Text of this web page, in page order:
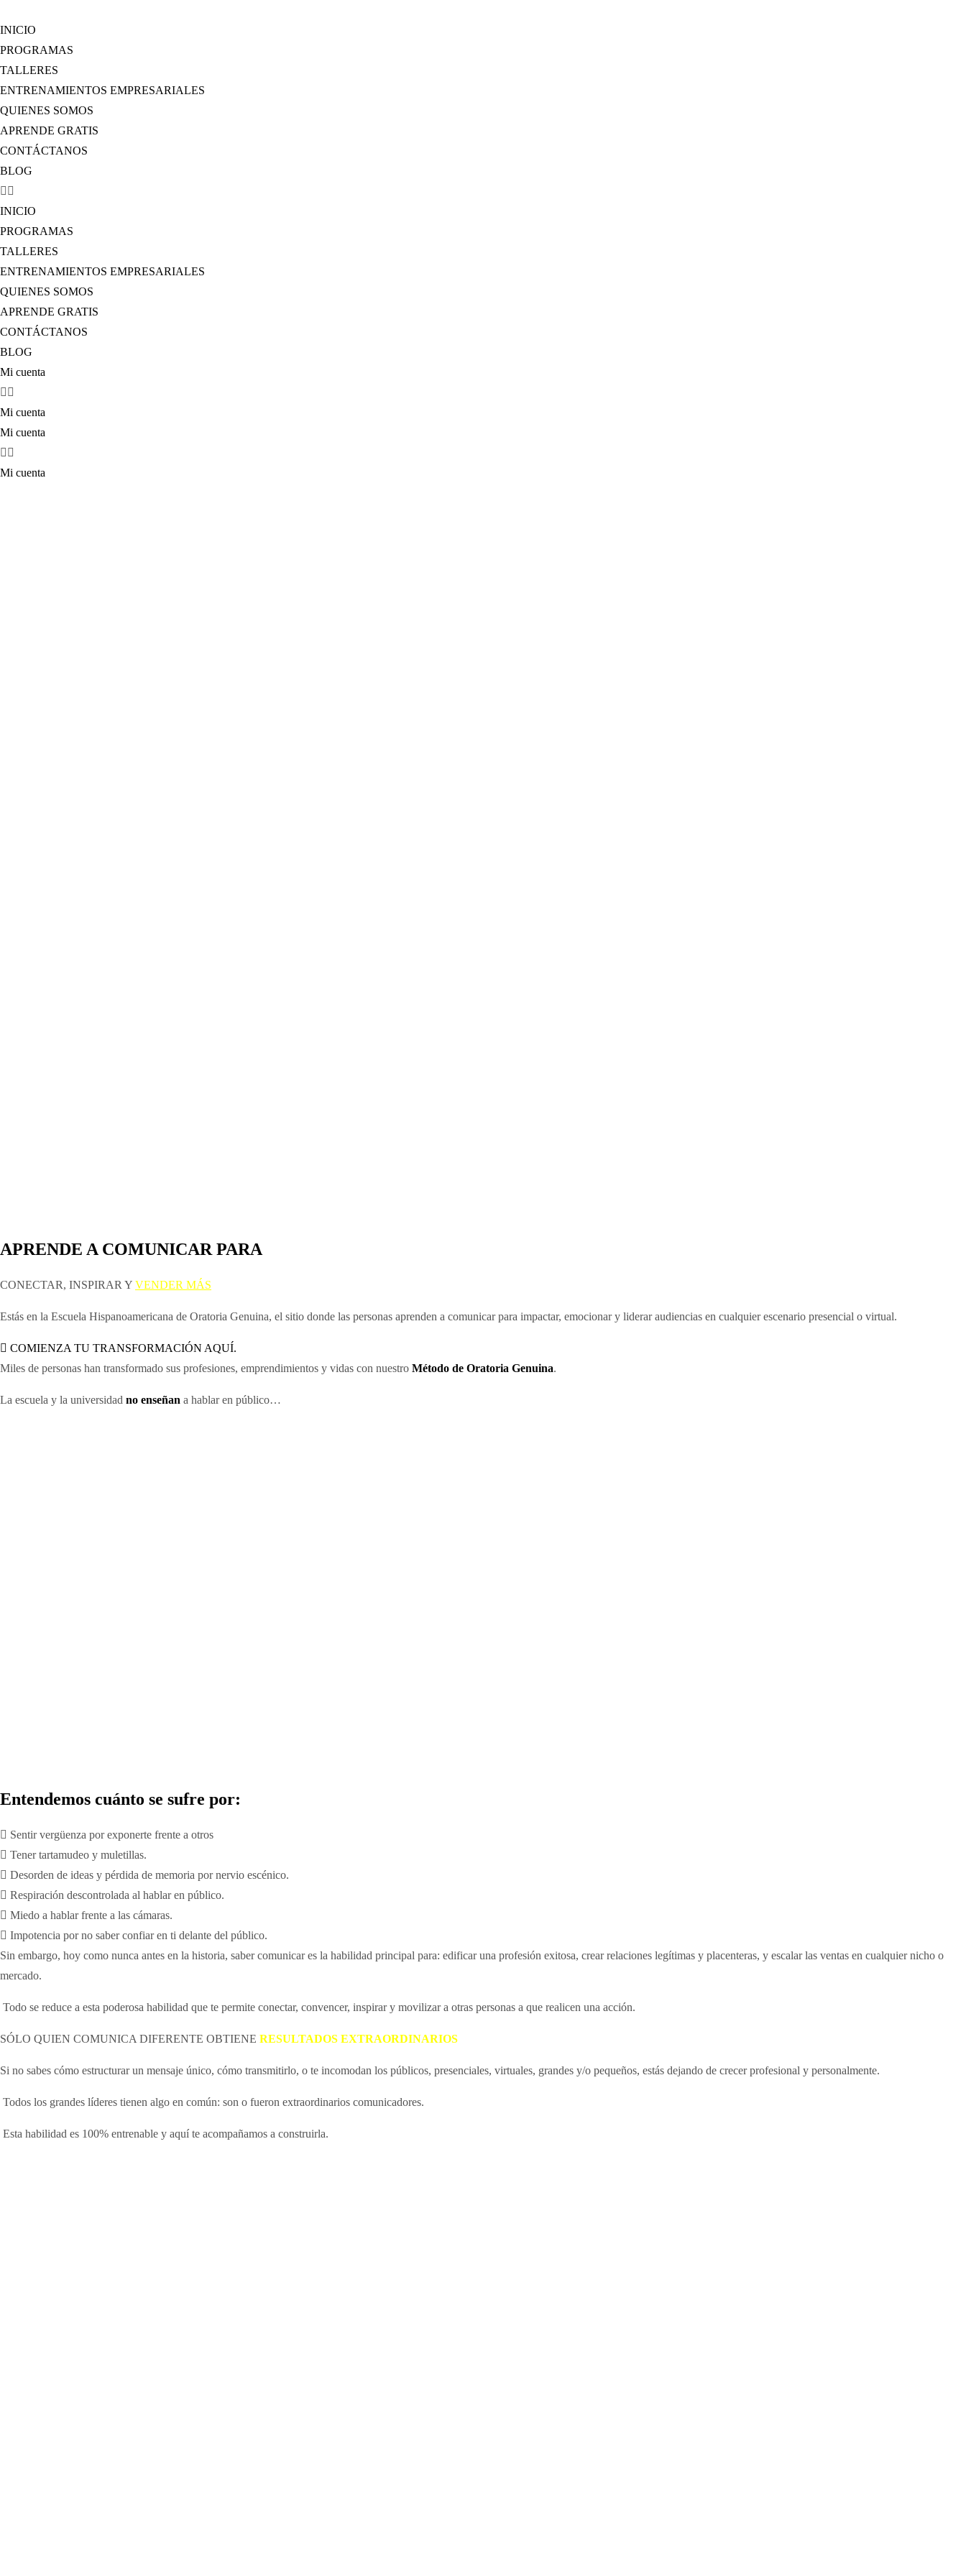
INICIO
PROGRAMAS
TALLERES
ENTRENAMIENTOS EMPRESARIALES
QUIENES SOMOS
APRENDE GRATIS
CONTÁCTANOS
BLOG
INICIO
PROGRAMAS
TALLERES
ENTRENAMIENTOS EMPRESARIALES
QUIENES SOMOS
APRENDE GRATIS
CONTÁCTANOS
BLOG
Mi cuenta
Mi cuenta
Mi cuenta
Mi cuenta
APRENDE A COMUNICAR PARA
CONECTAR, INSPIRAR Y VENDER MÁS
Estás en la Escuela Hispanoamericana de Oratoria Genuina, el sitio donde las personas aprenden a comunicar para impactar, emocionar y liderar audiencias en cualquier escenario presencial o virtual.
COMIENZA TU TRANSFORMACIÓN AQUÍ.
Miles de personas han transformado sus profesiones, emprendimientos y vidas con nuestro Método de Oratoria Genuina.
La escuela y la universidad no enseñan a hablar en público…
Entendemos cuánto se sufre por:
Sentir vergüenza por exponerte frente a otros
Tener tartamudeo y muletillas.
Desorden de ideas y pérdida de memoria por nervio escénico.
Respiración descontrolada al hablar en público.
Miedo a hablar frente a las cámaras.
Impotencia por no saber confiar en ti delante del público.
Sin embargo, hoy como nunca antes en la historia, saber comunicar es la habilidad principal para: edificar una profesión exitosa, crear relaciones legítimas y placenteras, y escalar las ventas en cualquier nicho o
mercado.
Todo se reduce a esta poderosa habilidad que te permite conectar, convencer, inspirar y movilizar a otras personas a que realicen una acción.
SÓLO QUIEN COMUNICA DIFERENTE OBTIENE RESULTADOS EXTRAORDINARIOS
Si no sabes cómo estructurar un mensaje único, cómo transmitirlo, o te incomodan los públicos, presenciales, virtuales, grandes y/o pequeños, estás dejando de crecer profesional y personalmente.
Todos los grandes líderes tienen algo en común: son o fueron extraordinarios comunicadores.
Esta habilidad es 100% entrenable y aquí te acompañamos a construirla.